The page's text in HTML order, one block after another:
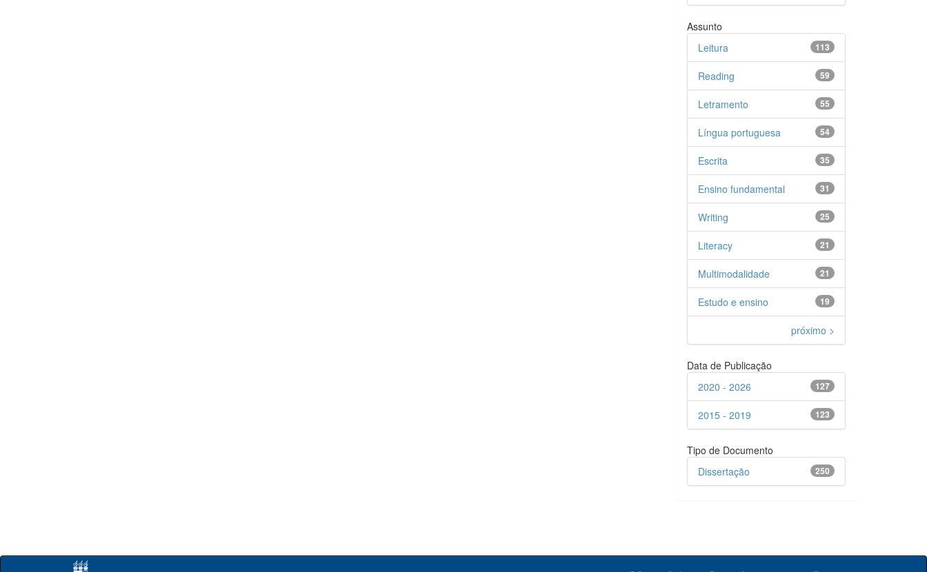
Assunto
113
Leitura
59
Reading
55
Letramento
54
Língua portuguesa
35
Escrita
31
Ensino fundamental
25
Writing
21
Literacy
21
Multimodalidade
19
Estudo e ensino
próximo >
Data de Publicação
127
2020 - 2026
123
2015 - 2019
Tipo de Documento
250
Dissertação